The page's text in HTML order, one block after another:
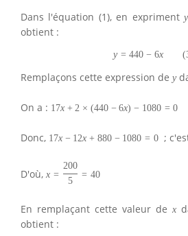
Dans l'équation (1), en expriment y
obtient :
y = 440 − 6x (
Remplaçons cette expression de y
On a : 17x + 2 × (440 − 6x) − 1080 = 0
Donc, 17x − 12x + 880 − 1080 = 0 ;
D'où, x =
200
5
= 40
En remplaçant cette valeur de x
obtient :